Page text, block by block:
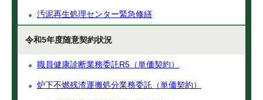
汚泥再生処理センター緊急修繕
令和5年度随意契約状況
職員健康診断業務委託R5（単価契約）
炉下不燃残渣運搬処分業務委託（単価契約）